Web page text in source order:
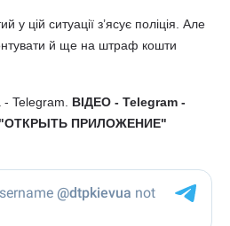
у цій ситуації з’ясує поліція. Але
й ще на штраф кошти
Telegram. ВІДЕО - Telegram -
ПРИЛОЖЕНИЕ"